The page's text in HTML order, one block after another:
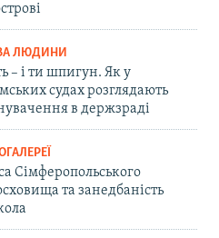
ЛЮДИНИ
– і ти шпигун. Як у
судах розглядають
в держзраді
Сімферопольського
та занедбаність